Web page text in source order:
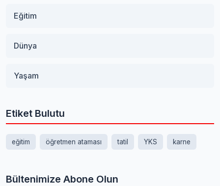
Eğitim
Dünya
Yaşam
Etiket Bulutu
eğitim öğretmen ataması tatil YKS karne
Bültenimize Abone Olun